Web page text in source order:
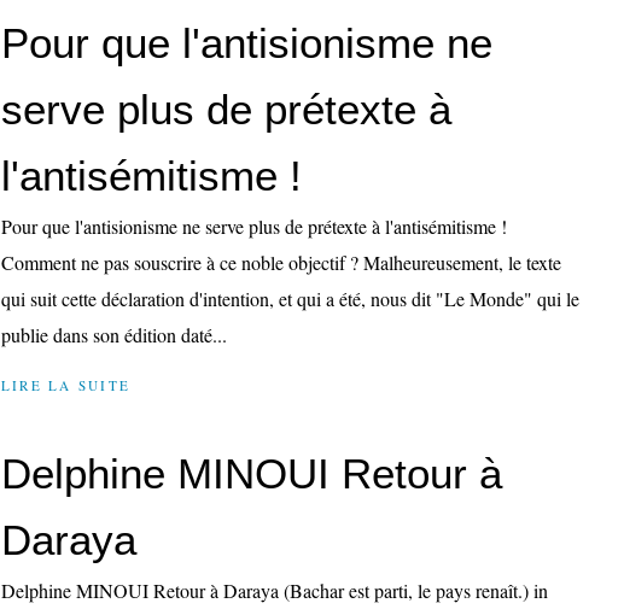
Pour que l'antisionisme ne
serve plus de prétexte à
l'antisémitisme !
Pour que l'antisionisme ne serve plus de prétexte à l'antisémitisme !
Comment ne pas souscrire à ce noble objectif ? Malheureusement, le texte
qui suit cette déclaration d'intention, et qui a été, nous dit "Le Monde" qui le
publie dans son édition daté...
LIRE LA SUITE
Delphine MINOUI Retour à
Daraya
Delphine MINOUI Retour à Daraya (Bachar est parti, le pays renaît.) in